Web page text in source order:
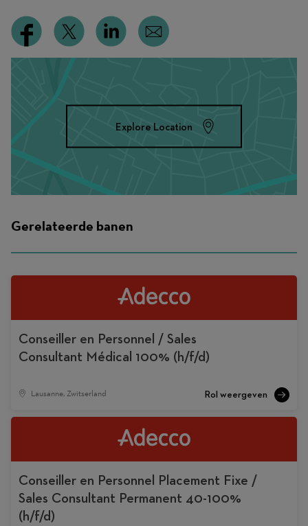
Explore Location
Gerelateerde banen
Conseiller en Personnel / Sales
Consultant Médical 100% (h/f/d)
Lausanne, Zwitserland
Conseiller en Personnel Placement Fixe /
Sales Consultant Permanent 40-100%
(h/f/d)